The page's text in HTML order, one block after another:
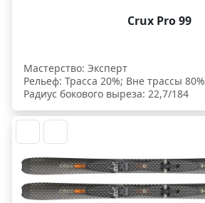
Crux Pro 99
Мастерство: Эксперт
Рельеф: Трасса 20%; Вне трассы 80%
Радиус бокового выреза: 22,7/184